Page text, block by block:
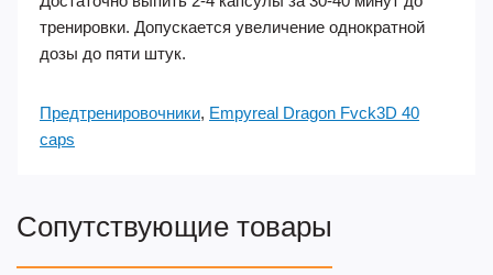
тренировки. Допускается увеличение однократной
дозы до пяти штук.
Предтренировочники, Empyreal Dragon Fvck3D 40
caps
Сопутствующие товары